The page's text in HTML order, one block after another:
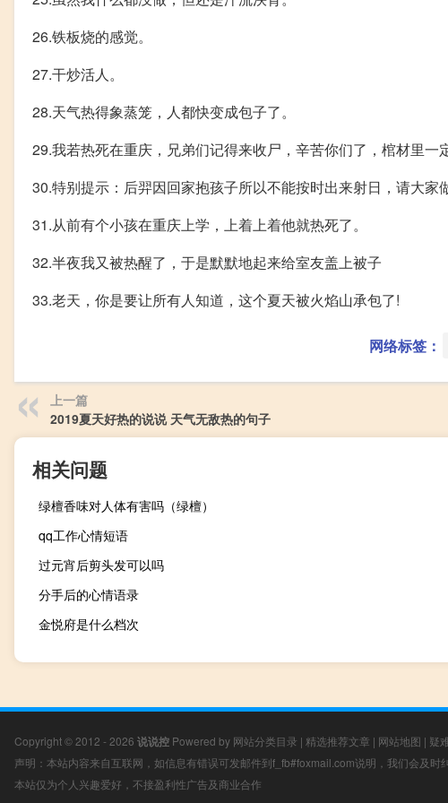
26.铁板烧的感觉。
27.干炒活人。
28.天气热得象蒸笼，人都快变成包子了。
29.我若热死在重庆，兄弟们记得来收尸，辛苦你们了，棺材里一
30.特别提示：后羿因回家抱孩子所以不能按时出来射日，请大家
31.从前有个小孩在重庆上学，上着上着他就热死了。
32.半夜我又被热醒了，于是默默地起来给室友盖上被子
33.老天，你是要让所有人知道，这个夏天被火焰山承包了!
网络标签：
上一篇
2019夏天好热的说说 天气无敌热的句子
相关问题
绿檀香味对人体有害吗（绿檀）
qq工作心情短语
过元宵后剪头发可以吗
分手后的心情语录
金悦府是什么档次
Copyright © 2012 - 2026 说说控 Powered by 网站分类目录 | 精选推荐文章 | 网站地图 | 疑
声明：本站内容来自互联网，如信息有错误可发邮件到f_fb#foxmail.com说明，我们会及时
本站仅为个人兴趣爱好，不接盈利性广告及商业合作